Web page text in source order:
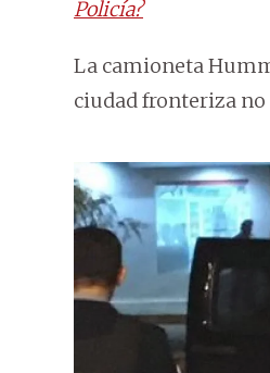
Policía?
La camioneta
ciudad fronteriza